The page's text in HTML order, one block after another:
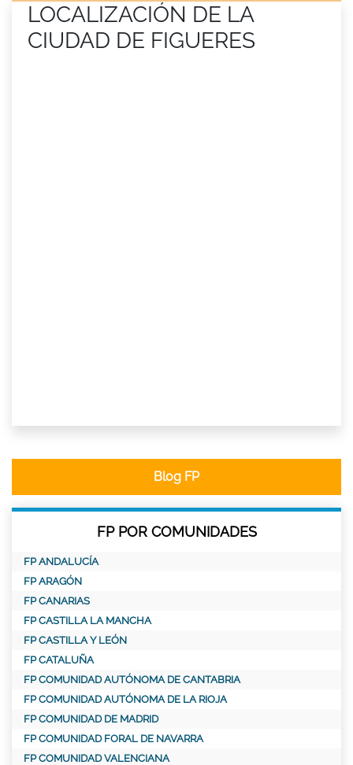
LOCALIZACIÓN DE LA
CIUDAD DE FIGUERES
Blog FP
FP POR COMUNIDADES
FP ANDALUCÍA
FP ARAGÓN
FP CANARIAS
FP CASTILLA LA MANCHA
FP CASTILLA Y LEÓN
FP CATALUÑA
FP COMUNIDAD AUTÓNOMA DE CANTABRIA
FP COMUNIDAD AUTÓNOMA DE LA RIOJA
FP COMUNIDAD DE MADRID
FP COMUNIDAD FORAL DE NAVARRA
FP COMUNIDAD VALENCIANA